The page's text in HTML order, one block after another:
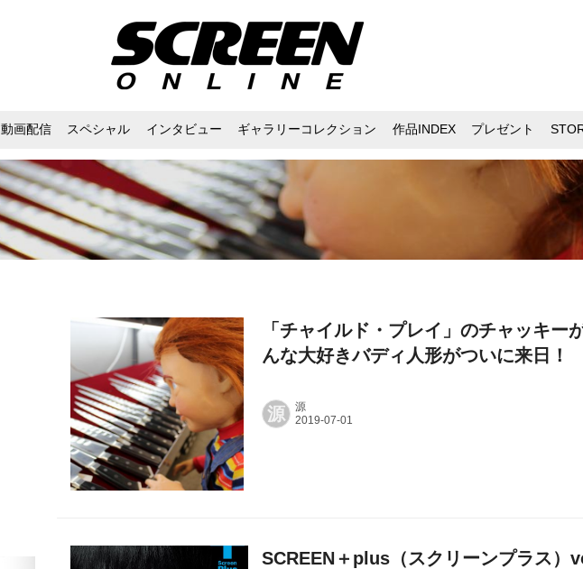
動画配信 スペシャル インタビュー ギャラリーコレクション 作品INDEX プレゼント
「チャイルド・プレイ」のチャッキー
んな大好きバディ人形がついに来日！
源 源
SCREEN＋plus（スクリーンプラス）